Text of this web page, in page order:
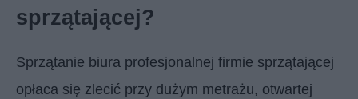
sprzątającej?
Sprzątanie biura profesjonalnej firmie sprzątającej
opłaca się zlecić przy dużym metrażu, otwartej